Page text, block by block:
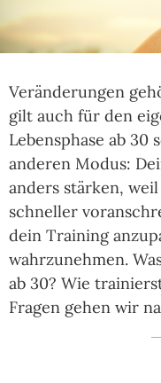
Veränderungen
gilt auch für den
Lebensphase ab
anderen Modus:
anders stärken,
schneller
dein Training
wahrzunehmen.
ab 30? Wie
Fragen gehen wir